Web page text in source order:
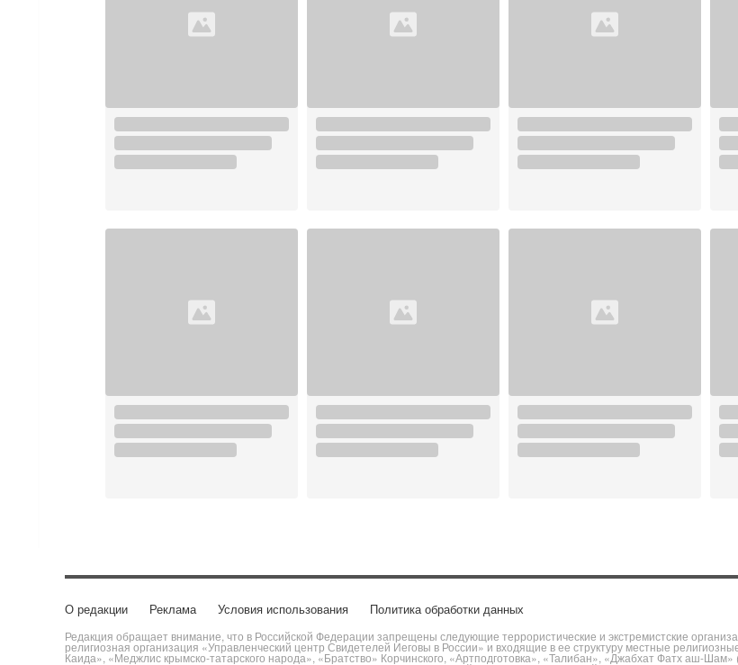
О редакции Реклама Условия использования Политика обработки данных
Редакция обращает внимание, что в Российской Федерации запрещены следующие террористические и экстремистские
религиозная организация «Управленческий центр Свидетелей Иеговы в России» и входящие в ее структуру местные
Каида», «Меджлис крымско-татарского народа», «Братство» Корчинского, «Артподготовка», «Талибан», «Джабхат Фатх аш-